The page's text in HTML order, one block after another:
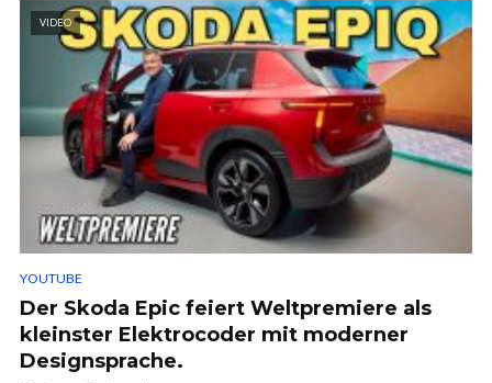
VIDEO
YOUTUBE
Der Skoda Epic feiert Weltpremiere als
kleinster Elektrocoder mit moderner
Designsprache.